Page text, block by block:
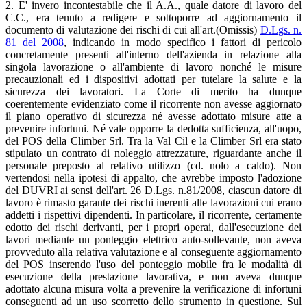
2. E' invero incontestabile che il A.A., quale datore di lavoro del
C.C., era tenuto a redigere e sottoporre ad aggiornamento il
documento di valutazione dei rischi di cui all'art.(Omissis) D.Lgs. n.
81 del 2008, indicando in modo specifico i fattori di pericolo
concretamente presenti all'interno dell'azienda in relazione alla
singola lavorazione o all'ambiente di lavoro nonché le misure
precauzionali ed i dispositivi adottati per tutelare la salute e la
sicurezza dei lavoratori. La Corte di merito ha dunque
coerentemente evidenziato come il ricorrente non avesse aggiornato
il piano operativo di sicurezza né avesse adottato misure atte a
prevenire infortuni. Né vale opporre la dedotta sufficienza, all'uopo,
del POS della Climber Srl. Tra la Val Cil e la Climber Srl era stato
stipulato un contrato di noleggio attrezzature, riguardante anche il
personale preposto al relativo utilizzo (cd. nolo a caldo). Non
vertendosi nella ipotesi di appalto, che avrebbe imposto l'adozione
del DUVRI ai sensi dell'art. 26 D.Lgs. n.81/2008, ciascun datore di
lavoro è rimasto garante dei rischi inerenti alle lavorazioni cui erano
addetti i rispettivi dipendenti. In particolare, il ricorrente, certamente
edotto dei rischi derivanti, per i propri operai, dall'esecuzione dei
lavori mediante un ponteggio elettrico auto-sollevante, non aveva
provveduto alla relativa valutazione e al conseguente aggiornamento
del POS inserendo l'uso del ponteggio mobile fra le modalità di
esecuzione della prestazione lavorativa, e non aveva dunque
adottato alcuna misura volta a prevenire la verificazione di infortuni
conseguenti ad un uso scorretto dello strumento in questione. Sul